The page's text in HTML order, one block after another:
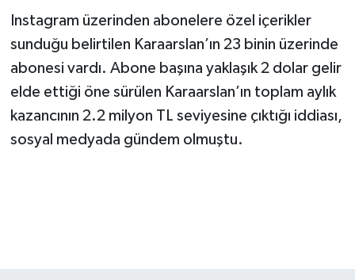
Instagram üzerinden abonelere özel içerikler
sunduğu belirtilen Karaarslan’ın 23 binin üzerinde
abonesi vardı. Abone başına yaklaşık 2 dolar gelir
elde ettiği öne sürülen Karaarslan’ın toplam aylık
kazancının 2.2 milyon TL seviyesine çıktığı iddiası,
sosyal medyada gündem olmuştu.